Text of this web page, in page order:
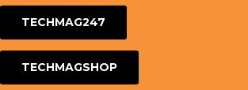
TECHMAG247
TECHMAGSHOP